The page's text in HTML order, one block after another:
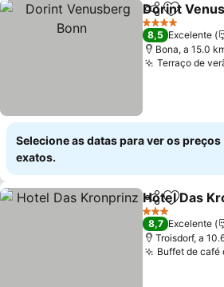
Partilhar
Dorint
4 Estrelas
8,5 Excelente
Bona, a 15.0
Terraço de
Selecione as datas para ver os preços
exatos.
Partilhar
Hotel Das
3 Estrelas
8,7 Excelente
Troisdorf, a
Buffet de café